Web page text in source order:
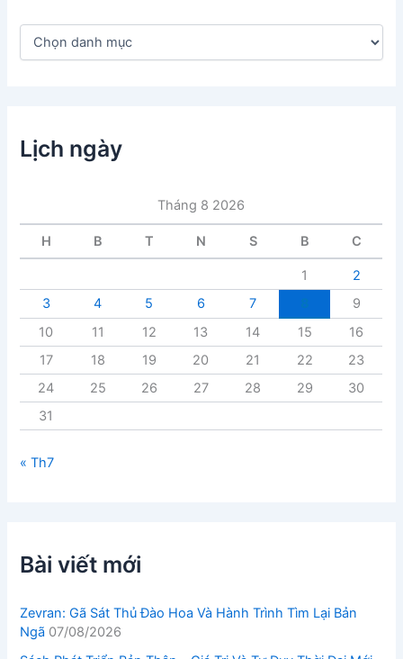
D
c
b
i
Lịch ngày
Tháng 8 2026
H B T N S B C
1
2
3
4 5 6 7
9
10
11 12 13 14 15
16
17
18 19 20 21 22
23
24
25 26 27 28 29
30
31
« Th7
Bài viết mới
Zevran: Gã Sát Thủ Đào Hoa Và Hành Trình Tìm Lại Bản
Ngã 07/08/2026